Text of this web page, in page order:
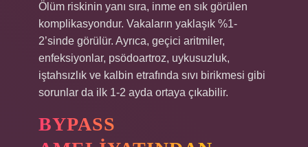
Ölüm riskinin yanı sıra, inme en sık görülen
komplikasyondur. Vakaların yaklaşık %1-
2’sinde görülür. Ayrıca, geçici aritmiler,
enfeksiyonlar, psödoartroz, uykusuzluk,
iştahsızlık ve kalbin etrafında sıvı birikmesi gibi
sorunlar da ilk 1-2 ayda ortaya çıkabilir.
BYPASS